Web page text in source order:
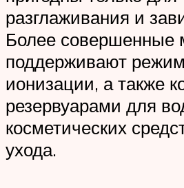
разглаживания и
Более совершенные
поддерживают
ионизации, а также
резервуарами для
косметических
ухода.